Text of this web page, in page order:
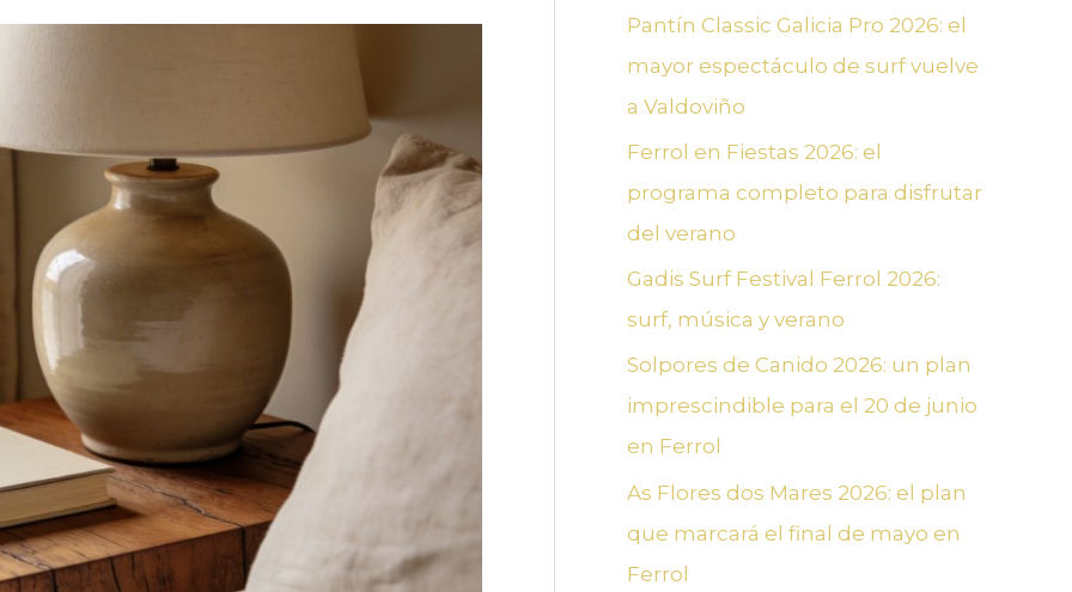
a
Pantín Classic Galicia Pro 2026: el
mayor espectáculo de surf vuelve
a Valdoviño
Ferrol en Fiestas 2026: el
programa completo para disfrutar
del verano
Gadis Surf Festival Ferrol 2026:
surf, música y verano
Solpores de Canido 2026: un plan
imprescindible para el 20 de junio
en Ferrol
As Flores dos Mares 2026: el plan
que marcará el final de mayo en
Ferrol